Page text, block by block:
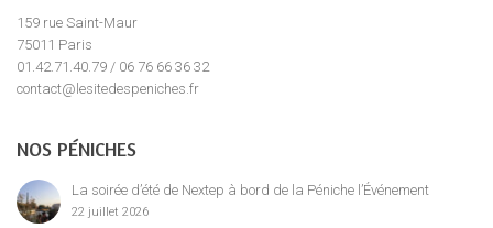
159 rue Saint-Maur
75011 Paris
01.42.71.40.79 / 06 76 66 36 32
contact@lesitedespeniches.fr
NOS PÉNICHES
La soirée d’été de Nextep à bord de la Péniche l’Événement
22 juillet 2026